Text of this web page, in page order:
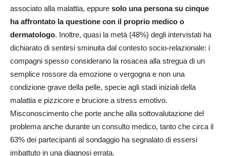
associato alla malattia, eppure solo una persona su cinque
ha affrontato la questione con il proprio medico o
dermatologo. Inoltre, quasi la metà (48%) degli intervistati ha
dichiarato di sentirsi sminuita dal contesto socio-relazionale: i
compagni spesso considerano la rosacea alla stregua di un
semplice rossore da emozione o vergogna e non una
condizione grave della pelle, specie agli stadi iniziali della
malattia e pizzicore e bruciore a stress emotivo.
Misconoscimento che porte anche alla sottovalutazione del
problema anche durante un consulto medico, tanto che circa il
63% dei partecipanti al sondaggio ha segnalato di essersi
imbattuto in una diagnosi errata.